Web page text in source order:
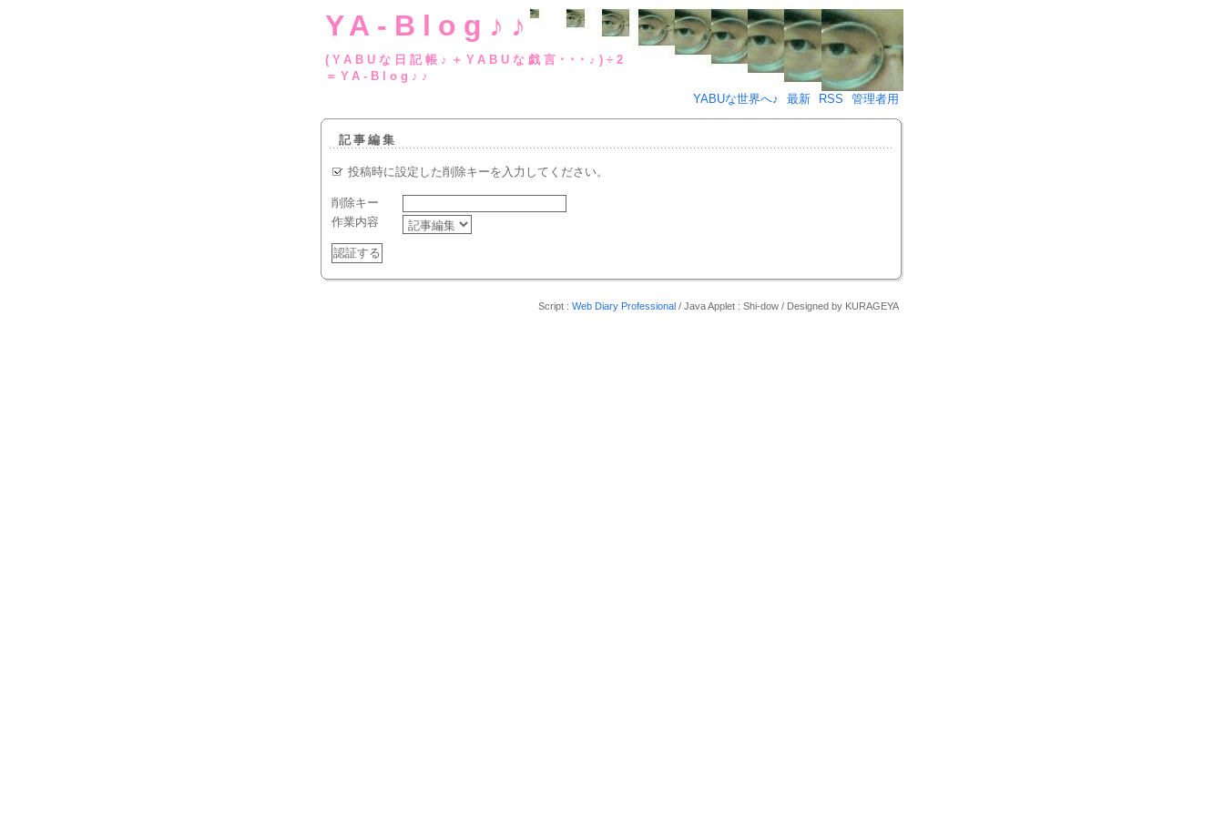
YA-Blog♪♪
(YABUな日記帳♪＋YABUな戯言･･･♪)÷2
＝YA-Blog♪♪
YABUな世界へ♪
最新 RSS 管理者用
記事編集
投稿時に設定した削除キーを入力してください。
削除キー
作業内容
Script : Web Diary Professional / Java Applet : Shi-dow / Designed by KURAGEYA